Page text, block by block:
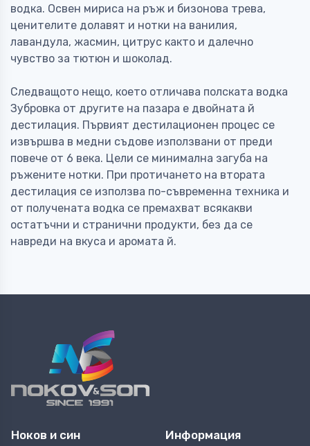
водка. Освен мириса на ръж и бизонова трева,
ценителите долавят и нотки на ванилия,
лавандула, жасмин, цитрус както и далечно
чувство за тютюн и шоколад.
Следващото нещо, което отличава полската водка
Зубровка от другите на пазара е двойната й
дестилация. Първият дестилационен процес се
извършва в медни съдове използвани от преди
повече от 6 века. Цели се минимална загуба на
ръжените нотки. При протичането на втората
дестилация се използва по-съвременна техника и
от получената водка се премахват всякакви
остатъчни и странични продукти, без да се
навреди на вкуса и аромата й.
Ноков и син Информация